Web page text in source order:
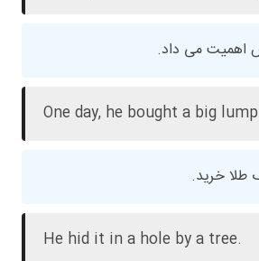
اهمیت می داد.
One day, he bought a big
طلا خرید.
He hid it in a hole by a tree.